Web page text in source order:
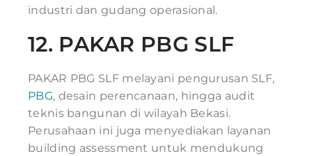
industri dan gudang operasional.
12. PAKAR PBG SLF
PAKAR PBG SLF melayani pengurusan SLF,
PBG, desain perencanaan, hingga audit
teknis bangunan di wilayah Bekasi.
Perusahaan ini juga menyediakan layanan
building assessment untuk mendukung